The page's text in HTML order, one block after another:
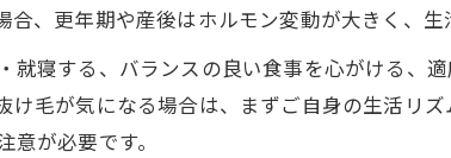
、更年期や産後はホルモン変動が大きく、生
就寝する、バランスの良い食事を心がける、
け毛が気になる場合は、まずご自身の生活リ
が必要です。